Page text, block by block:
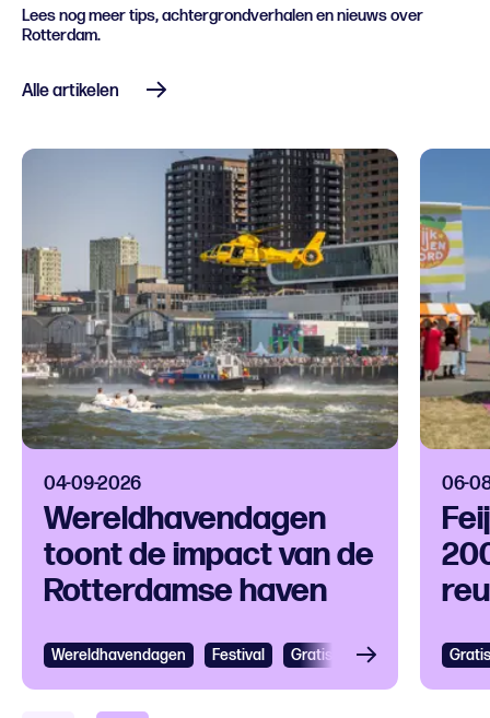
Lees nog meer tips, achtergrondverhalen en nieuws over
Rotterdam.
Alle artikelen
04-09-2026
Wereldhavendagen
toont de impact van de
Rotterdamse haven
Wereldhavendagen Festival Gratis Festival
06-
Bekijken